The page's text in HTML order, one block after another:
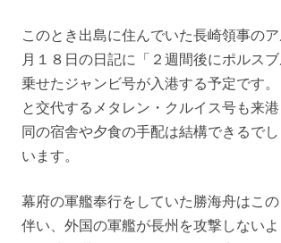
このとき出島に住んでいた長崎領事の
月１８日の日記に「２週間後にポルス
乗せたジャンビ号が入港する予定です
と交代するメタレン・クルイス号も来
同の宿舎や夕食の手配は結構できるで
います。
幕府の軍艦奉行をしていた勝海舟はこ
伴い、外国の軍艦が長州を攻撃しない